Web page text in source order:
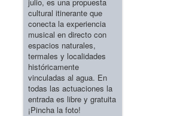
cultural itinerante que
conecta la experiencia
musical en directo con
espacios naturales,
termales y localidades
históricamente
vinculadas al agua. En
todas las actuaciones la
entrada es libre y gratuita
¡Pincha la foto!